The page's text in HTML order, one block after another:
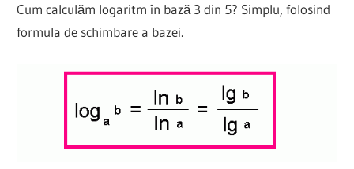
Cum calculăm logaritm în bază 3 din 5? Simplu, folosind
formula de schimbare a bazei.